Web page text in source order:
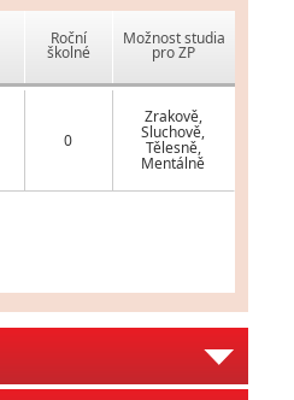
Roční
školné
Možnost studia
pro ZP
0
Zrakově,
Sluchově,
Tělesně,
Mentálně